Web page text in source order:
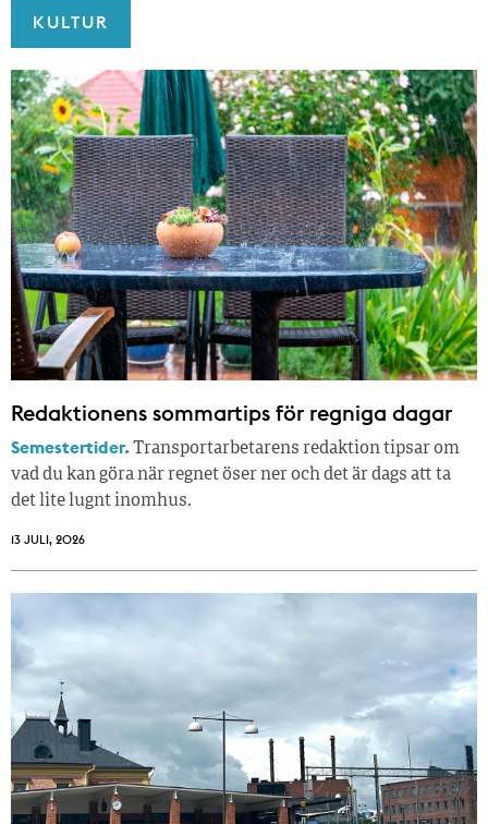
KULTUR
Redaktionens sommar­tips för regniga dagar
Semestertider.Transportarbetarens redaktion tipsar om
vad du kan göra när regnet öser ner och det är dags att ta
det lite lugnt inomhus.
13 JULI, 2026